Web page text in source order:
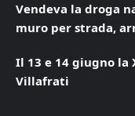
Vendeva la droga
muro per strada,
Il 13 e 14 giugno la
Villafrati